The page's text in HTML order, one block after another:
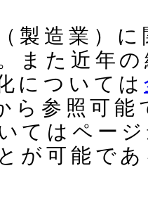
製造業）
また近年
については
ら参照可能
てはペー
が可能で